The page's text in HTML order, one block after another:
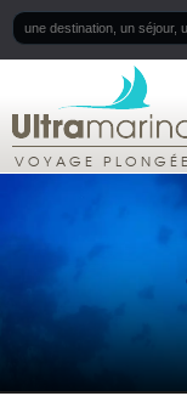
VOYAGE PLONGÉE